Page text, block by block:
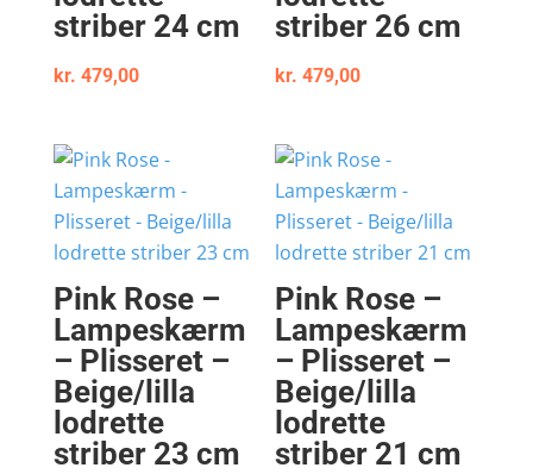
striber 24 cm
kr. 479,00
striber 26 cm
kr. 479,00
Pink Rose –
Lampeskærm
– Plisseret –
Beige/lilla
lodrette
striber 23 cm
Pink Rose –
Lampeskærm
– Plisseret –
Beige/lilla
lodrette
striber 21 cm